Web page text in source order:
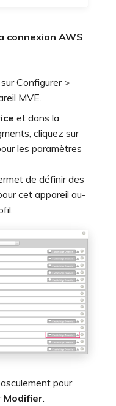
connexion AWS
Configurer >
MVE.
et dans la
cliquez sur
les paramètres
de définir des
cet appareil au-
pour
Modifier